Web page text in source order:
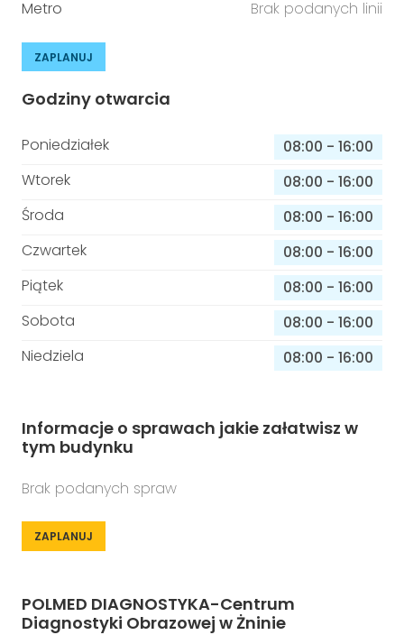
Metro
Brak podanych linii
ZAPLANUJ
Godziny otwarcia
Poniedziałek 08:00 - 16:00
Wtorek
08:00 - 16:00
Środa
08:00 - 16:00
Czwartek
08:00 - 16:00
Piątek
08:00 - 16:00
Sobota
08:00 - 16:00
Niedziela
08:00 - 16:00
Informacje o sprawach jakie załatwisz w
tym budynku
Brak podanych spraw
ZAPLANUJ
POLMED DIAGNOSTYKA-Centrum
Diagnostyki Obrazowej w Żninie